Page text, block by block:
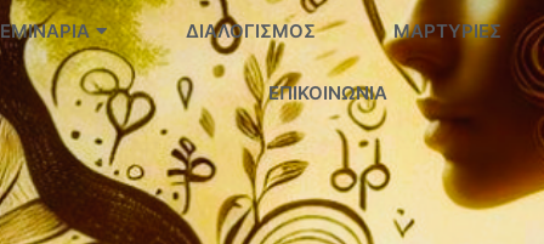
ΔΙΑΛΟΓΙΣΜΌΣ ΜΑΡΤΥΡΊΕΣ
ΕΠΙΚΟΙΝΩΝΊΑ